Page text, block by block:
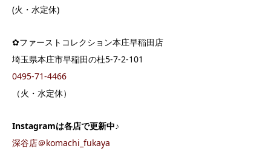
(火・水定休)
✿ファーストコレクション本庄早稲田店
埼玉県本庄市早稲田の杜5-7-2-101
0495-71-4466
（火・水定休）
Instagramは各店で更新中♪
深谷店＠komachi_fukaya